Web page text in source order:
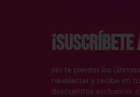
¡No te pierdas las
newsletter y recibe en
descuentos exclusivos.